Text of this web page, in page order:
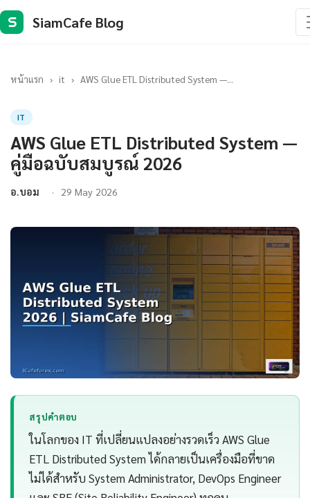
S SiamCafe Blog
หน้าแรก › it › AWS Glue ETL Distributed System —...
IT
AWS Glue ETL Distributed System —
คู่มือฉบับสมบูรณ์ 2026
อ.บอม 29 May 2026
สรุปคำตอบ
ในโลกของ IT ที่เปลี่ยนแปลงอย่างรวดเร็ว AWS Glue
ETL Distributed System ได้กลายเป็นเครื่องมือที่ขาด
ไม่ได้สำหรับ System Administrator, DevOps Engineer